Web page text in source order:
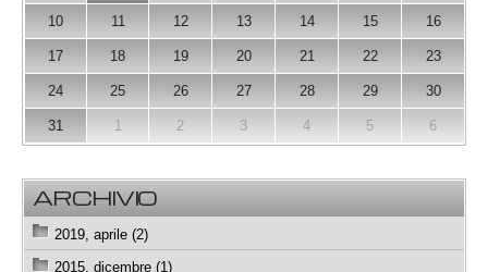
10 11 12 13 14 15 16
17 18 19 20 21 22 23
24 25 26 27 28 29 30
31 1 2 3 4 5 6
ARCHIVIO
2019, aprile (2)
2015, dicembre (1)